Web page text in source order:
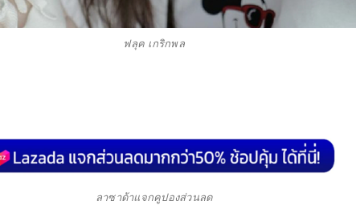
ฟลุค เกริกพล
ลาซาด้าแจกคูปองส่วนลด